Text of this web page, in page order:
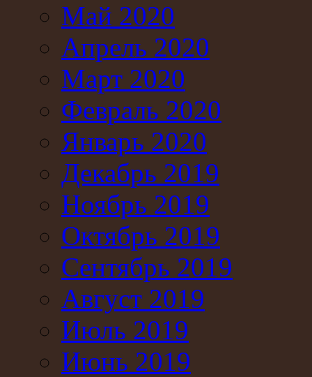
Май 2020
Апрель 2020
Март 2020
Февраль 2020
Январь 2020
Декабрь 2019
Ноябрь 2019
Октябрь 2019
Сентябрь 2019
Август 2019
Июль 2019
Июнь 2019